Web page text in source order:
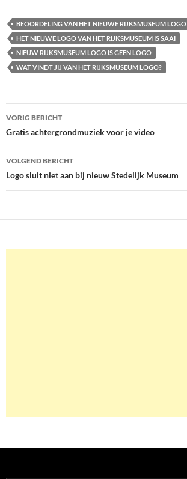
BEOORDELING VAN HET NIEUWE RIJKSMUSEUM LOGO
HET NIEUWE LOGO VAN HET RIJKSMUSEUM IS SAAI
NIEUW RIJKSMUSEUM LOGO IS GEEN LOGO
WAT VINDT JIJ VAN HET RIJKSMUSEUM LOGO?
Bericht
navigatie
VORIG BERICHT
Gratis achtergrondmuziek voor je video
VOLGEND BERICHT
Logo sluit niet aan bij nieuw Stedelijk Museum